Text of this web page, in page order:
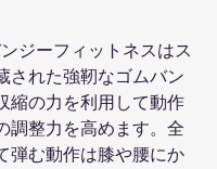
ンジーフィットネスはス
された強靭なゴムバン
縮の力を利用して動作
調整力を高めます。全
弾む動作は膝や腰にか